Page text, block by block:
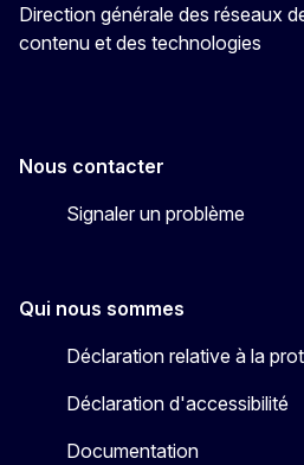
Direction générale des réseaux
contenu et des technologies
Nous contacter
Signaler un problème
Qui nous sommes
Déclaration relative à la
Déclaration d'accessibilité
Documentation